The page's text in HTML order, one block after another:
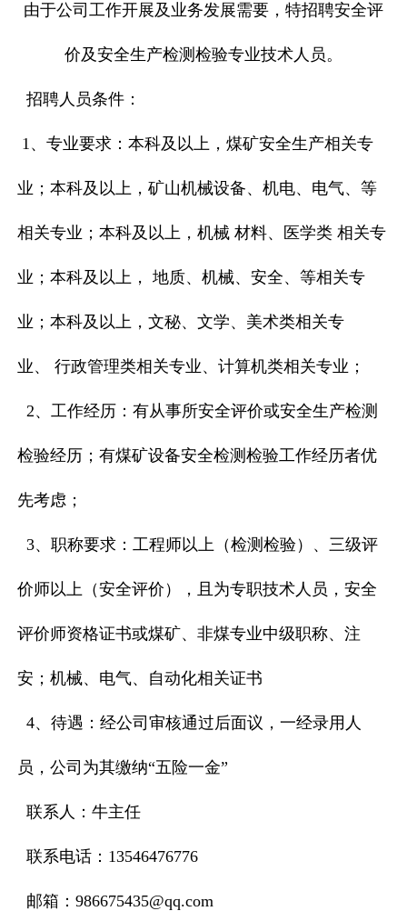
由于公司工作开展及业务发展需要，特招聘安全评
价及安全生产检测检验专业技术人员。
招聘人员条件：
1、专业要求： 本科及以上， 煤矿安全生产相关专
业； 本科及以上， 矿山机械设备、机电、电气、等
相关专业；本科及以上，机械 材料、医学类 相关专
业；本科及以上， 地质、机械、安全、等相关专
业；本科及以上，文秘、文学、美术类相关专
业、 行政管理类相关专业、计算机类相关专业；
2、工作经历：有从事所安全评价或安全生产检测
检验经历； 有煤矿设备安全检测检验工作经历者优
先考虑；
3、职称要求：工程师以上（检测检验）、三级评
价师以上（安全评价），且为专职技术人员， 安全
评价师资格证书或煤矿、非煤专业中级职称、注
安； 机械、电气、自动化相关证书
4、待遇：经公司审核通过后面议，一经录用人
员，公司为其缴纳“五险一金”
联系人：牛主任
联系电话：13546476776
邮箱：986675435@qq.com